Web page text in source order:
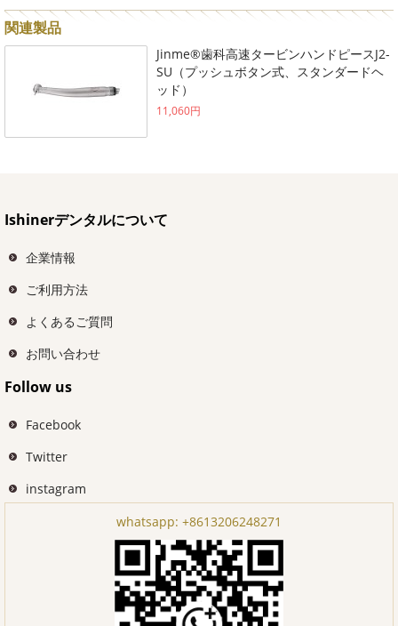
関連製品
Jinme®歯科高速タービンハンドピースJ2-
SU（プッシュボタン式、スタンダードヘ
ッド）
11,060円
Ishinerデンタルについて
企業情報
ご利用方法
よくあるご質問
お問い合わせ
Follow us
Facebook
Twitter
instagram
whatsapp: +8613206248271